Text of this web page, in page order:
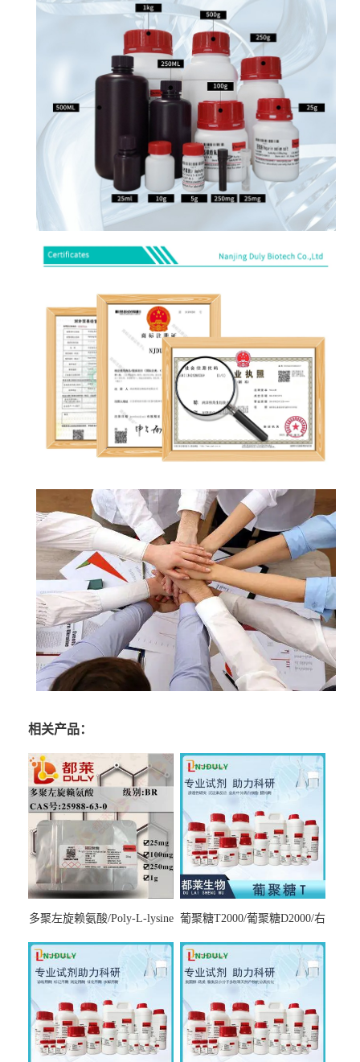
相关产品：
多聚左旋赖氨酸/Poly-L-lysine
7000，分子量7000-15000，分
子量2万～4万，分子量3～7
万，分子量7～15万，分子量
15～30万
葡聚糖T2000/葡聚糖D2000/右